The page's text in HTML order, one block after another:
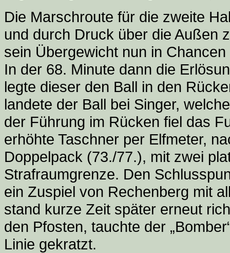
Die Marschroute für die zweite
und durch Druck über die Außen
sein Übergewicht nun in
In der 68. Minute dann die
legte dieser den Ball in den
landete der Ball bei Singer,
der Führung im Rücken fiel das
erhöhte Taschner per Elfmeter,
Doppelpack (73./77.), mit zwei
Strafraumgrenze. Den
ein Zuspiel von Rechenberg mit
stand kurze Zeit später erneut
den Pfosten, tauchte der
Linie gekratzt.